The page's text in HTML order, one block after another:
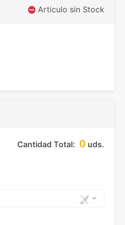
Articulo sin Stock
Cantidad Total: 0 uds.